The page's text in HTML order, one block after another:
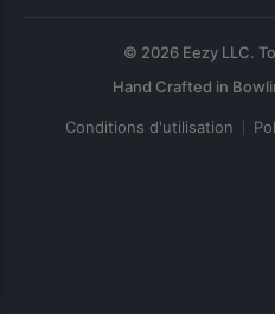
© 2026 Eezy LLC.
Conditions d'utilisation